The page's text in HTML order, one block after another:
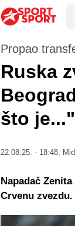
Propao
Ruska
što je..."
22.08.25. - 18:48,
Napadač
Crvenu zvezdu.